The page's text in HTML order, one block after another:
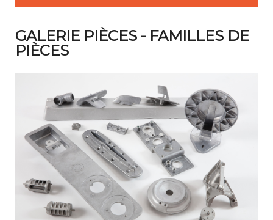
GALERIE PIÈCES - FAMILLES DE
PIÈCES